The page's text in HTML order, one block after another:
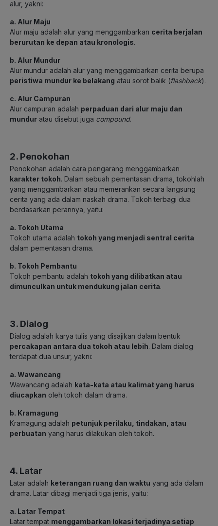
alur, yakni:
a. Alur Maju
Alur maju adalah alur yang menggambarkan cerita berjalan
berurutan ke depan atau kronologis.
b. Alur Mundur
Alur mundur adalah alur yang menggambarkan cerita berupa
peristiwa mundur ke belakang atau sorot balik (flashback).
c. Alur Campuran
Alur campuran adalah perpaduan dari alur maju dan
mundur atau disebut juga compound.
2. Penokohan
Penokohan adalah cara pengarang menggambarkan
karakter tokoh. Dalam sebuah pementasan drama, tokohlah
yang menggambarkan atau memerankan secara langsung
cerita yang ada dalam naskah drama. Tokoh terbagi dua
berdasarkan perannya, yaitu:
a. Tokoh Utama
Tokoh utama adalah tokoh yang menjadi sentral cerita
dalam pementasan drama.
b. Tokoh Pembantu
Tokoh pembantu adalah tokoh yang dilibatkan atau
dimunculkan untuk mendukung jalan cerita.
3. Dialog
Dialog adalah karya tulis yang disajikan dalam bentuk
percakapan antara dua tokoh atau lebih. Dalam dialog
terdapat dua unsur, yakni:
a. Wawancang
Wawancang adalah kata-kata atau kalimat yang harus
diucapkan oleh tokoh dalam drama.
b. Kramagung
Kramagung adalah petunjuk perilaku, tindakan, atau
perbuatan yang harus dilakukan oleh tokoh.
4. Latar
Latar adalah keterangan ruang dan waktu yang ada dalam
drama. Latar dibagi menjadi tiga jenis, yaitu:
a. Latar Tempat
Latar tempat menggambarkan lokasi terjadinya setiap